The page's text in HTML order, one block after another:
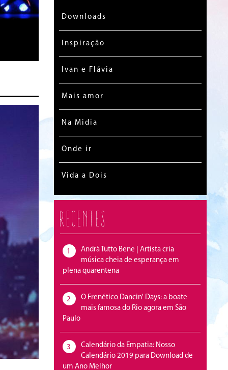
Downloads
Inspiração
Ivan e Flávia
Mais amor
Na Midia
Onde ir
Vida a Dois
Recentes
1
Andrà Tutto Bene | Artista cria
música cheia de esperança em
plena quarentena
2
O Frenético Dancin' Days: a boate
mais famosa do Rio agora em São
Paulo
3
Calendário da Empatia: Nosso
Calendário 2019 para Download de
um Ano Melhor